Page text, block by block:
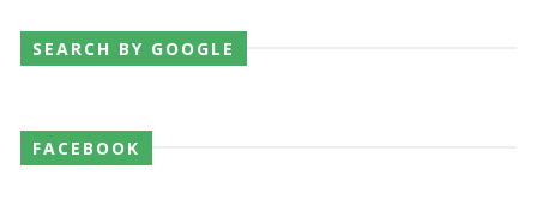
SEARCH BY GOOGLE
FACEBOOK